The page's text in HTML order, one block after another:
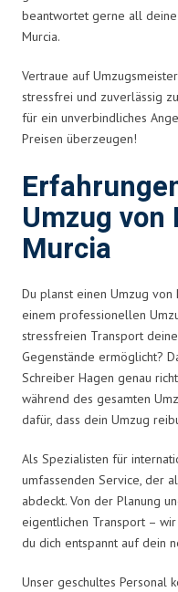
beantwortet gerne all deine
Murcia.
Vertraue auf
stressfrei und zuverlässig
für ein unverbindliches
Preisen überzeugen!
Umzug von
Murcia
Du planst einen Umzug von
einem professionellen
stressfreien Transport
Gegenstände ermöglicht?
Schreiber Hagen genau
während des gesamten
dafür, dass dein Umzug
Als Spezialisten für
umfassenden Service, der
abdeckt. Von der Planung
eigentlichen Transport –
du dich entspannt auf dein
Unser geschultes Personal